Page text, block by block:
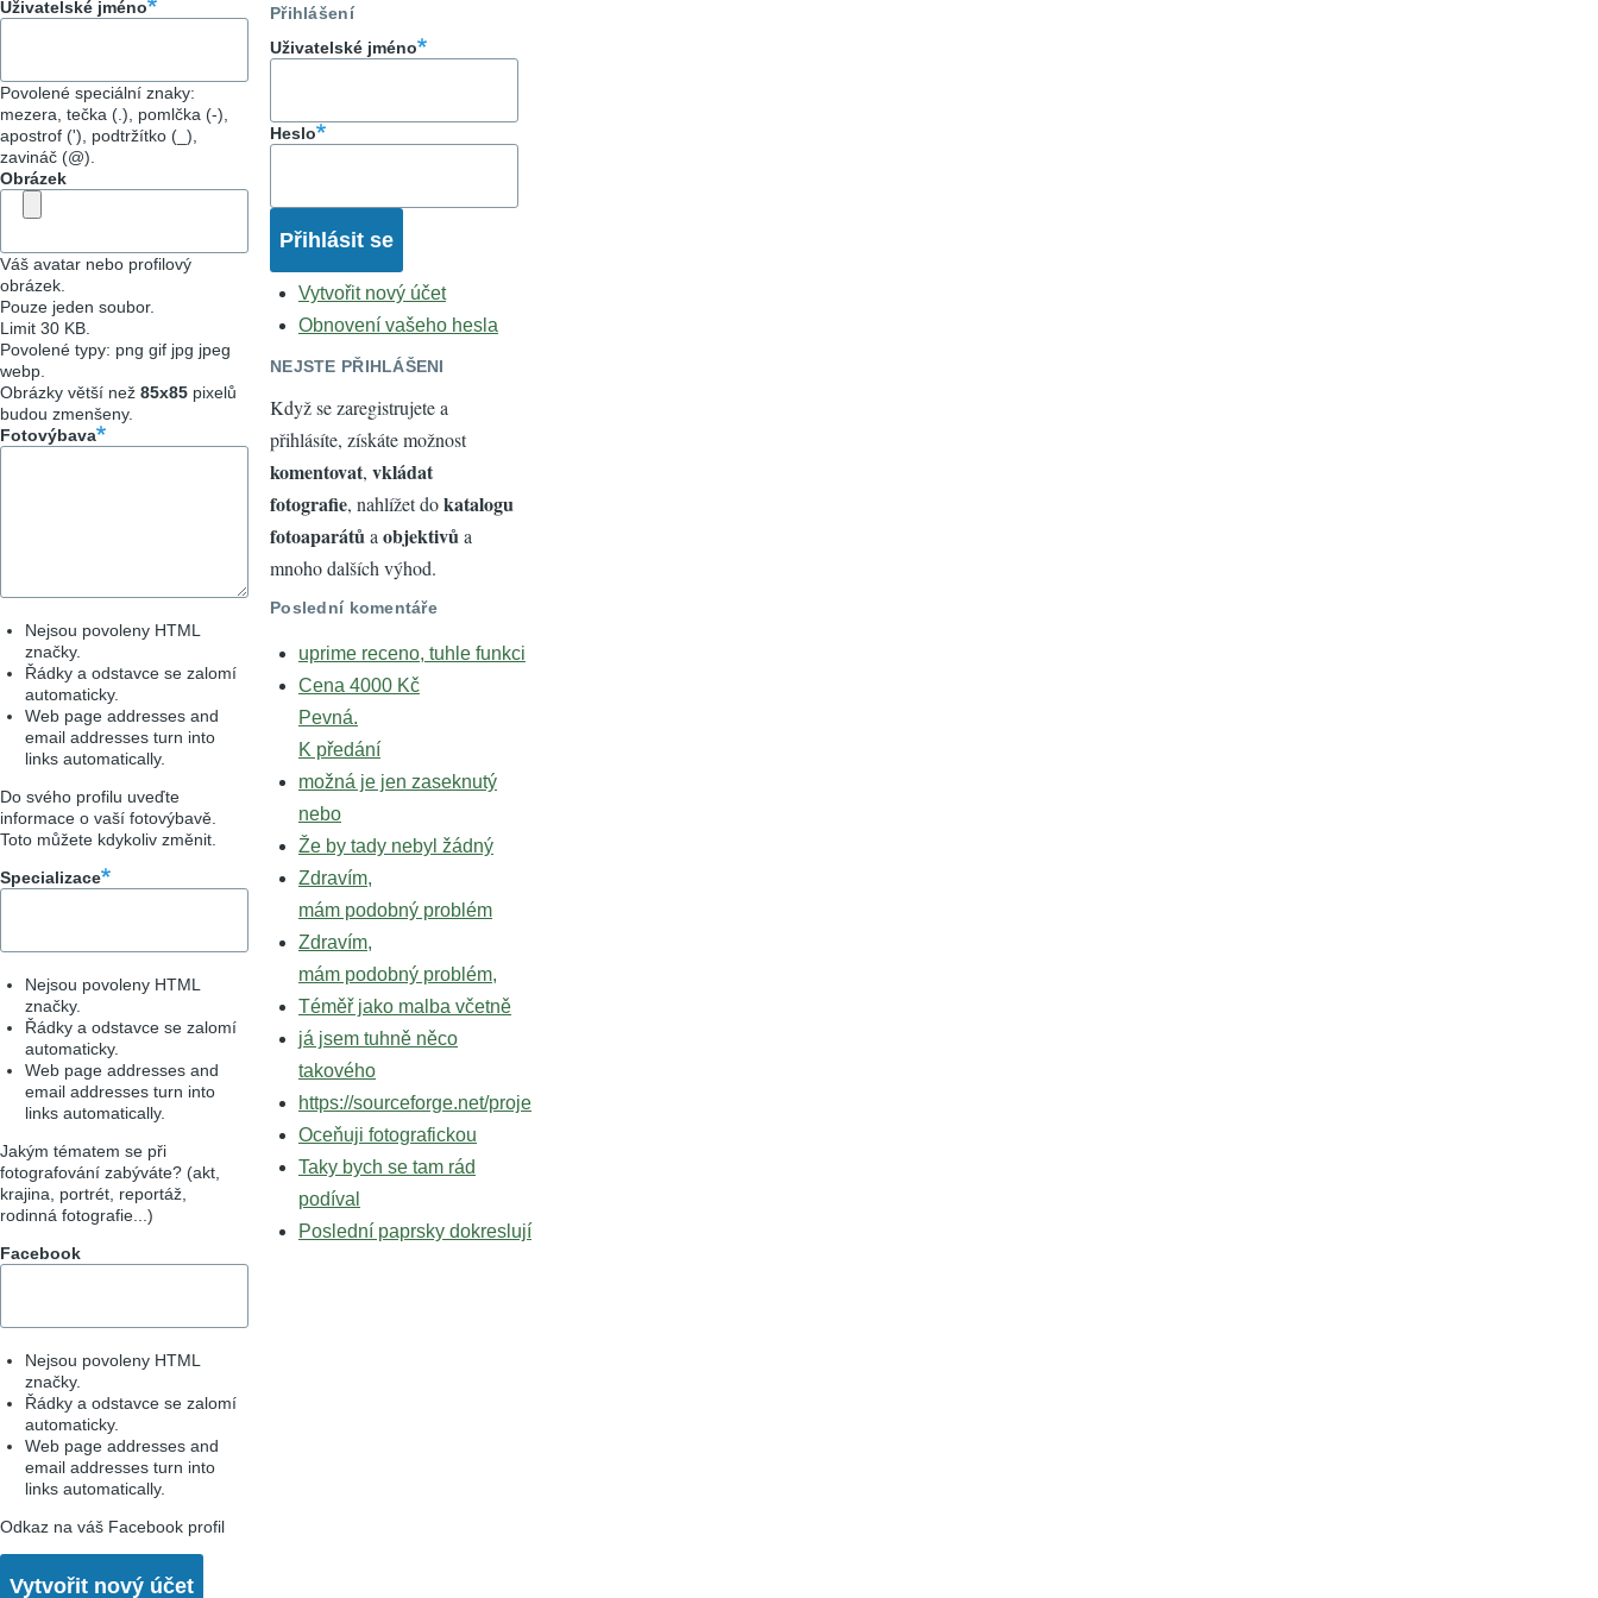
Uživatelské jméno
Povolené speciální znaky:
mezera, tečka (.), pomlčka (-),
apostrof ('), podtržítko (_),
zavináč (@).
Obrázek
Váš avatar nebo profilový
obrázek.
Pouze jeden soubor.
Limit 30 KB.
Povolené typy: png gif jpg jpeg
webp.
Obrázky větší než 85x85 pixelů
budou zmenšeny.
Fotovýbava
Nejsou povoleny HTML
značky.
Řádky a odstavce se zalomí
automaticky.
Web page addresses and
email addresses turn into
links automatically.
Do svého profilu uveďte
informace o vaší fotovýbavě.
Toto můžete kdykoliv změnit.
Specializace
Nejsou povoleny HTML
značky.
Řádky a odstavce se zalomí
automaticky.
Web page addresses and
email addresses turn into
links automatically.
Jakým tématem se při
fotografování zabýváte? (akt,
krajina, portrét, reportáž,
rodinná fotografie...)
Facebook
Nejsou povoleny HTML
značky.
Řádky a odstavce se zalomí
automaticky.
Web page addresses and
email addresses turn into
links automatically.
Odkaz na váš Facebook profil
Přihlášení
Uživatelské jméno
Heslo
Vytvořit nový účet
Obnovení vašeho hesla
NEJSTE PŘIHLÁŠENI
Když se zaregistrujete a
přihlásíte, získáte možnost
komentovat, vkládat
fotografie, nahlížet dokatalogu
fotoaparátůa objektivůa
mnoho dalších výhod.
Poslední komentáře
uprime receno, tuhle funkci
Cena 4000 Kč
Pevná.
K předání
možná je jen zaseknutý
nebo
Že by tady nebyl žádný
Zdravím,
mám podobný problém
Zdravím,
mám podobný problém,
Téměř jako malba včetně
já jsem tuhně něco
takového
https://sourceforge.net/proje
Oceňuji fotografickou
Taky bych se tam rád
podíval
Poslední paprsky dokreslují